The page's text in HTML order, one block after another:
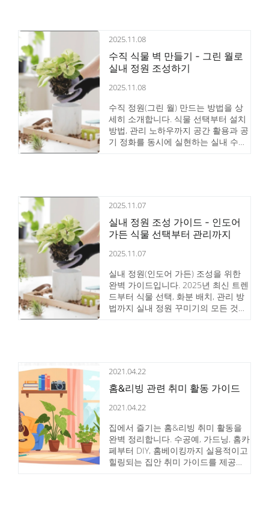
2025.11.08
수직 식물 벽 만들기 - 그린 월로
실내 정원 조성하기
2025.11.08
수직 정원(그린 월) 만드는 방법을 상
세히 소개합니다. 식물 선택부터 설치
방법, 관리 노하우까지 공간 활용과 공
기 정화를 동시에 실현하는 실내 수직
2025.11.07
실내 정원 조성 가이드 - 인도어
가든 식물 선택부터 관리까지
2025.11.07
실내 정원(인도어 가든) 조성을 위한
완벽 가이드입니다. 2025년 최신 트렌
드부터 식물 선택, 화분 배치, 관리 방
법까지 실내 정원 꾸미기의 모든 것을
2021.04.22
홈&리빙 관련 취미 활동 가이드
2021.04.22
집에서 즐기는 홈&리빙 취미 활동을
완벽 정리합니다. 수공예, 가드닝, 홈카
페부터 DIY, 홈베이킹까지 실용적이고
힐링되는 집안 취미 가이드를 제공합